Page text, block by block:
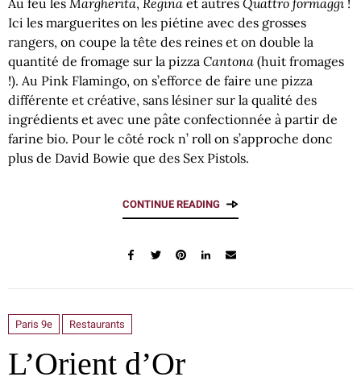
Au feu les , et autres
!
Ici les marguerites on les piétine avec des grosses
rangers, on coupe la tête des reines et on double la
quantité de fromage sur la pizza Cantona (huit fromages
!). Au Pink Flamingo, on s’efforce de faire une pizza
différente et créative, sans lésiner sur la qualité des
ingrédients et avec une pâte confectionnée à partir de
farine bio. Pour le côté rock n’ roll on s’approche donc
plus de David Bowie que des Sex Pistols.
CONTINUE READING
Paris 9e Restaurants
L’Orient d’Or